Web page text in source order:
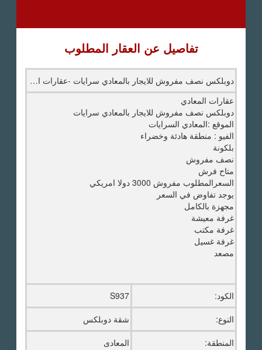
تفاصيل عن العقار المطلوب
دوبلكس نصف مفروش للايجار بالمعادي سرايات -عقارات المعادي نص
عقارات المعادي
دوبلكس نصف مفروش للايجار بالمعادي سرايات
الموقع :المعادي السرايات
الفيو : منطقة هادئة وخضراء
بلكونة
نصف مفروش
متاح فرش
السعرالمطلوب مفروش 3000 دولا امريكي
يوجد تفاوض في السعر
مجهزة بالكامل
غرفة معيشة
غرفة مكتب
غرفة غسيل
مصعد
الكود:
S937
النوع:
شقة دوبلكس
المنطقة:
المعادى